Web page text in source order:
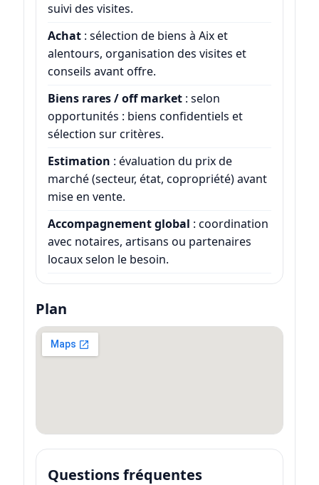
suivi des visites.
Achat: sélection de biens à Aix et
alentours, organisation des visites et
conseils avant offre.
Biens rares / off market: selon
opportunités : biens confidentiels et
sélection sur critères.
Estimation : évaluation du prix de
marché (secteur, état, copropriété) avant
mise en vente.
Accompagnement global : coordination
avec notaires, artisans ou partenaires
locaux selon le besoin.
Plan
Questions fréquentes